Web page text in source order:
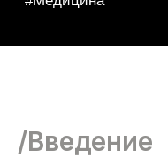
/Введение